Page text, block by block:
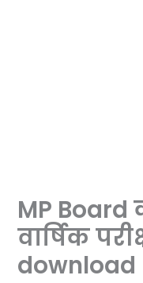
MP Board
वार्षिक
download